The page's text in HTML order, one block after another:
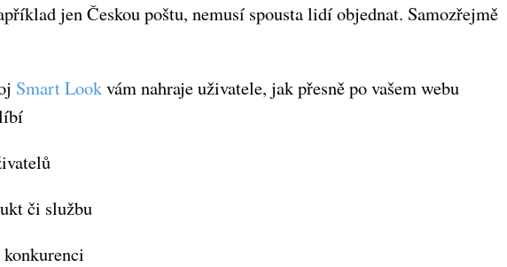
jen Českou poštu, nemusí spousta lidí objednat. Samozřejmě
Smart Lookvám nahraje uživatele, jak přesně po vašem webu
či službu